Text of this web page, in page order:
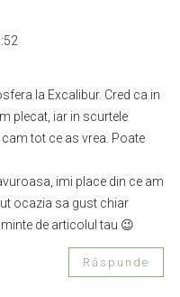
la Excalibur. Cred ca in
plecat, iar in scurtele
tot ce as vrea. Poate
imi place din ce am
ocazia sa gust chiar
de articolul tau 😉
Răspunde